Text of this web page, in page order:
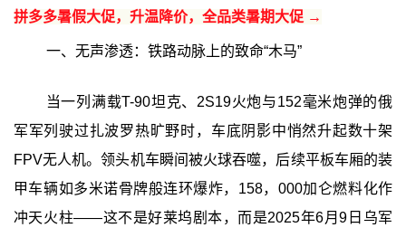
拼多多暑假大促，升温降价，全品类暑期大促 →
一、无声渗透：铁路动脉上的致命“木马”
当一列满载T-90坦克、2S19火炮与152毫米炮弹的俄
军军列驶过扎波罗热旷野时，车底阴影中悄然升起数十架
FPV无人机。领头机车瞬间被火球吞噬，后续平板车厢的装
甲车辆如多米诺骨牌般连环爆炸，158，000加仑燃料化作
冲天火柱——这不是好莱坞剧本，而是2025年6月9日乌军